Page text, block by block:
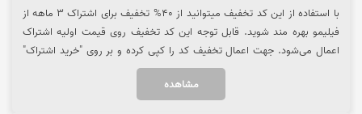
با استفاده از این کد تخفیف میتوانید از 40% تخفیف برای اشتراک 3 ماهه از
فیلیمو بهره مند شوید. قابل توجه این کد تخفیف روی قیمت اولیه اشتراک
اعمال می‌شود. جهت اعمال تخفیف کد را کپی کرده و بر روی "خرید اشتراک"
مشاهده